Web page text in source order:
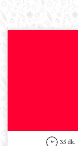
35 dk.